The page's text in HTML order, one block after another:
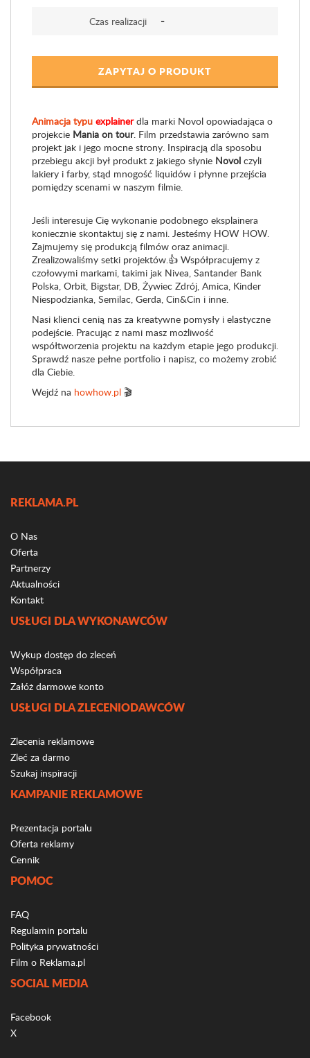
Czas realizacji -
ZAPYTAJ O PRODUKT
Animacja typu explainerdla marki Novol opowiadająca o
projekcie Mania on tour. Film przedstawia zarówno sam
projekt jak i jego mocne strony. Inspiracją dla sposobu
przebiegu akcji był produkt z jakiego słynie Novol czyli
lakiery i farby, stąd mnogość liquidów i płynne przejścia
pomiędzy scenami w naszym filmie.
Jeśli interesuje Cię wykonanie podobnego eksplainera
koniecznie skontaktuj się z nami. Jesteśmy HOW HOW.
Zajmujemy się produkcją filmów oraz animacji.
Zrealizowaliśmy setki projektów.👍 Współpracujemy z
czołowymi markami, takimi jak Nivea, Santander Bank
Polska, Orbit, Bigstar, DB, Żywiec Zdrój, Amica, Kinder
Niespodzianka, Semilac, Gerda, Cin&Cin i inne.
Nasi klienci cenią nas za kreatywne pomysły i elastyczne
podejście. Pracując z nami masz możliwość
współtworzenia projektu na każdym etapie jego produkcji.
Sprawdź nasze pełne portfolio i napisz, co możemy zrobić
dla Ciebie.
Wejdź na howhow.pl 🎬
REKLAMA.PL
O Nas
Oferta
Partnerzy
Aktualności
Kontakt
USŁUGI DLA WYKONAWCÓW
Wykup dostęp do zleceń
Współpraca
Załóż darmowe konto
USŁUGI DLA ZLECENIODAWCÓW
Zlecenia reklamowe
Zleć za darmo
Szukaj inspiracji
KAMPANIE REKLAMOWE
Prezentacja portalu
Oferta reklamy
Cennik
POMOC
FAQ
Regulamin portalu
Polityka prywatności
Film o Reklama.pl
SOCIAL MEDIA
Facebook
X